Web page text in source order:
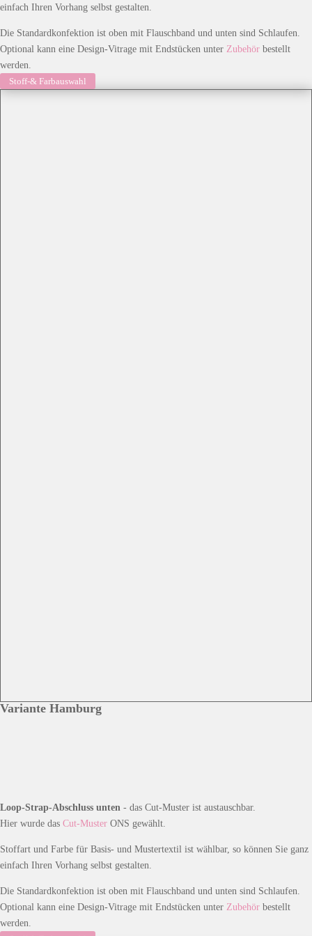
einfach Ihren Vorhang selbst gestalten.
Die Standardkonfektion ist oben mit Flauschband und unten sind Schlaufen.
Optional kann eine Design-Vitrage mit Endstücken unter Zubehör bestellt
werden.
Stoff-& Farbauswahl
Variante Hamburg
Loop-Strap-Abschluss unten - das Cut-Muster ist austauschbar.
Hier wurde das Cut-Muster ONS gewählt.
Stoffart und Farbe für Basis- und Mustertextil ist wählbar, so können Sie ganz
einfach Ihren Vorhang selbst gestalten.
Die Standardkonfektion ist oben mit Flauschband und unten sind Schlaufen.
Optional kann eine Design-Vitrage mit Endstücken unter Zubehör bestellt
werden.